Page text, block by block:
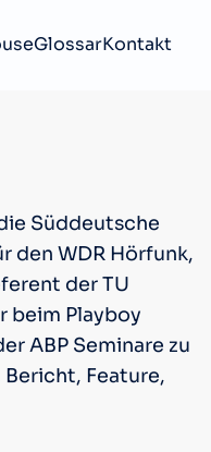
GlossarKontakt
Süddeutsche
den WDR Hörfunk,
der TU
beim Playboy
ABP Seminare zu
Feature,